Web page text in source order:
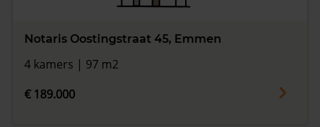
Notaris Oostingstraat 45, Emmen
4 kamers | 97 m2
€ 189.000